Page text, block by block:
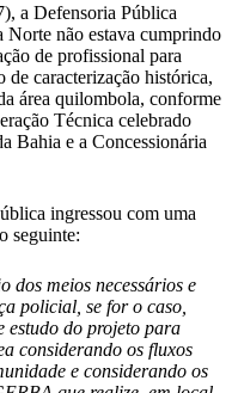
a Defensoria Pública
Norte não estava cumprindo
de profissional para
caracterização histórica,
área quilombola, conforme
Técnica celebrado
Bahia e a Concessionária
ingressou com uma
seguinte:
dos meios necessários e
policial, se for o caso,
estudo do projeto para
considerando os fluxos
e considerando os